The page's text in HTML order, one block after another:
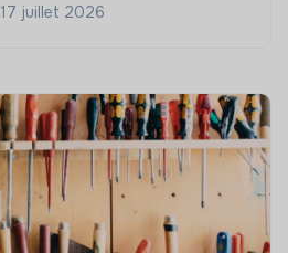
17 juillet 2026